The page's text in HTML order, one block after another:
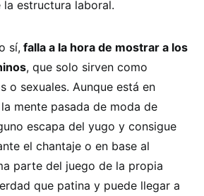
estructura laboral.
sí,falla a la hora de mostrar a los
, que solo sirven como
o sexuales. Aunque está en
mente pasada de moda de
escapa del yugo y consigue
el chantaje o en base al
parte del juego de la propia
que patina y puede llegar a